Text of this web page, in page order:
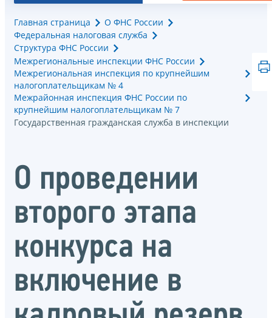
Главная страница
О ФНС России
Федеральная налоговая служба
Структура ФНС России
Межрегиональные инспекции ФНС России
Межрегиональная инспекция по крупнейшим
налогоплательщикам № 4
Межрайонная инспекция ФНС России по
крупнейшим налогоплательщикам № 7
Государственная гражданская служба в инспекции
О проведении
второго этапа
конкурса на
включение в